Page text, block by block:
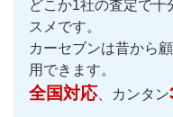
どこか1社の査定で十
スメです。
カーセブンは昔から
用できます。
全国対応、カンタン